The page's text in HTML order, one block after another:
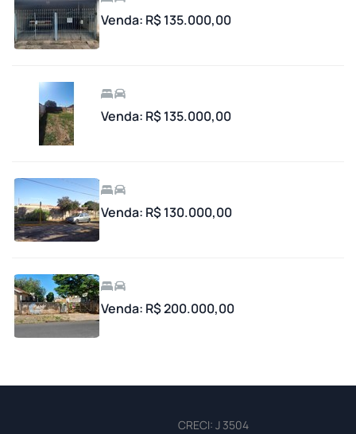
Venda: R$ 135.000,00
Venda: R$ 135.000,00
Venda: R$ 130.000,00
Venda: R$ 200.000,00
CRECI: J 3504